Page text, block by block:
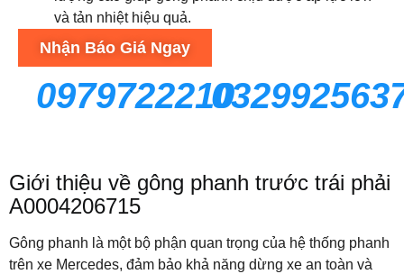
và tản nhiệt hiệu quả.
Nhận Báo Giá Ngay
0979722210
Giới thiệu về gông phanh trước trái phải
A0004206715
Gông phanh là một bộ phận quan trọng của hệ thống phanh
trên xe Mercedes, đảm bảo khả năng dừng xe an toàn và